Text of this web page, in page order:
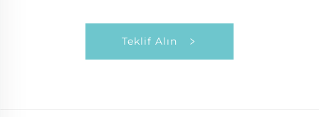
Teklif Alın